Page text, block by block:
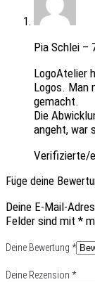
Pia Schlei –
LogoAtelier
Logos. Man
gemacht.
Die
angeht, war
Verifizierte/
Füge deine
Deine E-Mail-
Felder sind mit *
Deine Bewertung *
Deine Rezension *